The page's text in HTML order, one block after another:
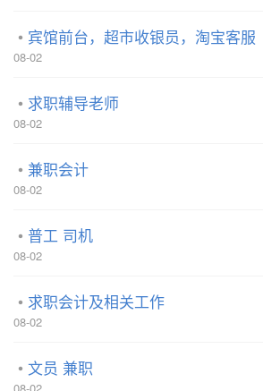
宾馆前台，超市收银员，淘宝客服
08-02
求职辅导老师
08-02
兼职会计
08-02
普工 司机
08-02
求职会计及相关工作
08-02
文员 兼职